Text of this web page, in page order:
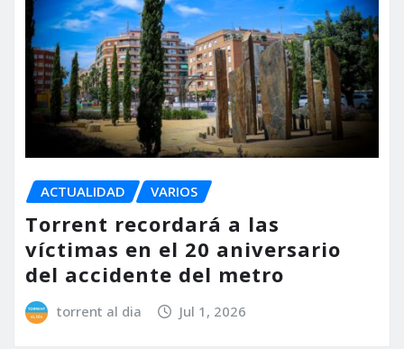
ACTUALIDAD VARIOS
Torrent recordará a las
víctimas en el 20 aniversario
del accidente del metro
torrent al dia Jul 1, 2026